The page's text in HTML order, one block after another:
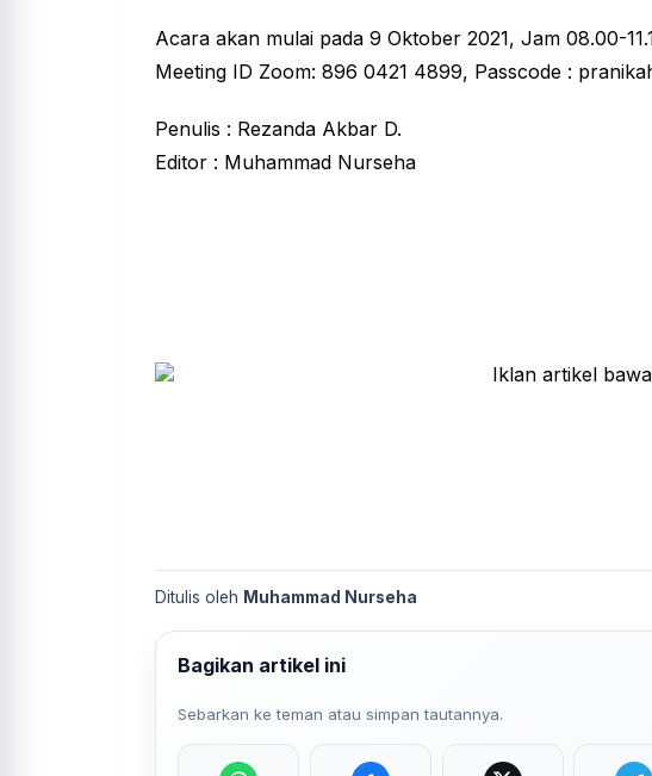
Acara akan mulai pada 9 Oktober 2021, Jam 08.00-
Meeting ID Zoom: 896 0421 4899, Passcode :
Penulis : Rezanda Akbar D.
Editor : Muhammad Nurseha
Ditulis oleh Muhammad Nurseha
Bagikan artikel ini
Sebarkan ke teman atau simpan tautannya.